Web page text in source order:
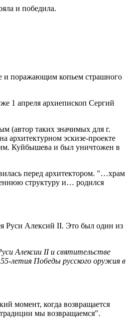
и победила.
и поражающим копьем страшного
1 апреля архиепископ Сергий
(автор таких значимых для г.
архитектурном эскизе-проекте
Куйбышева и был уничтожен в
перед архитектором. "…храм
структуру и… родился
Руси Алексий II. Это был один из
Алексии II и святительстве
летия Победы русского оружия в
момент, когда возвращается
мы возвращаемся".